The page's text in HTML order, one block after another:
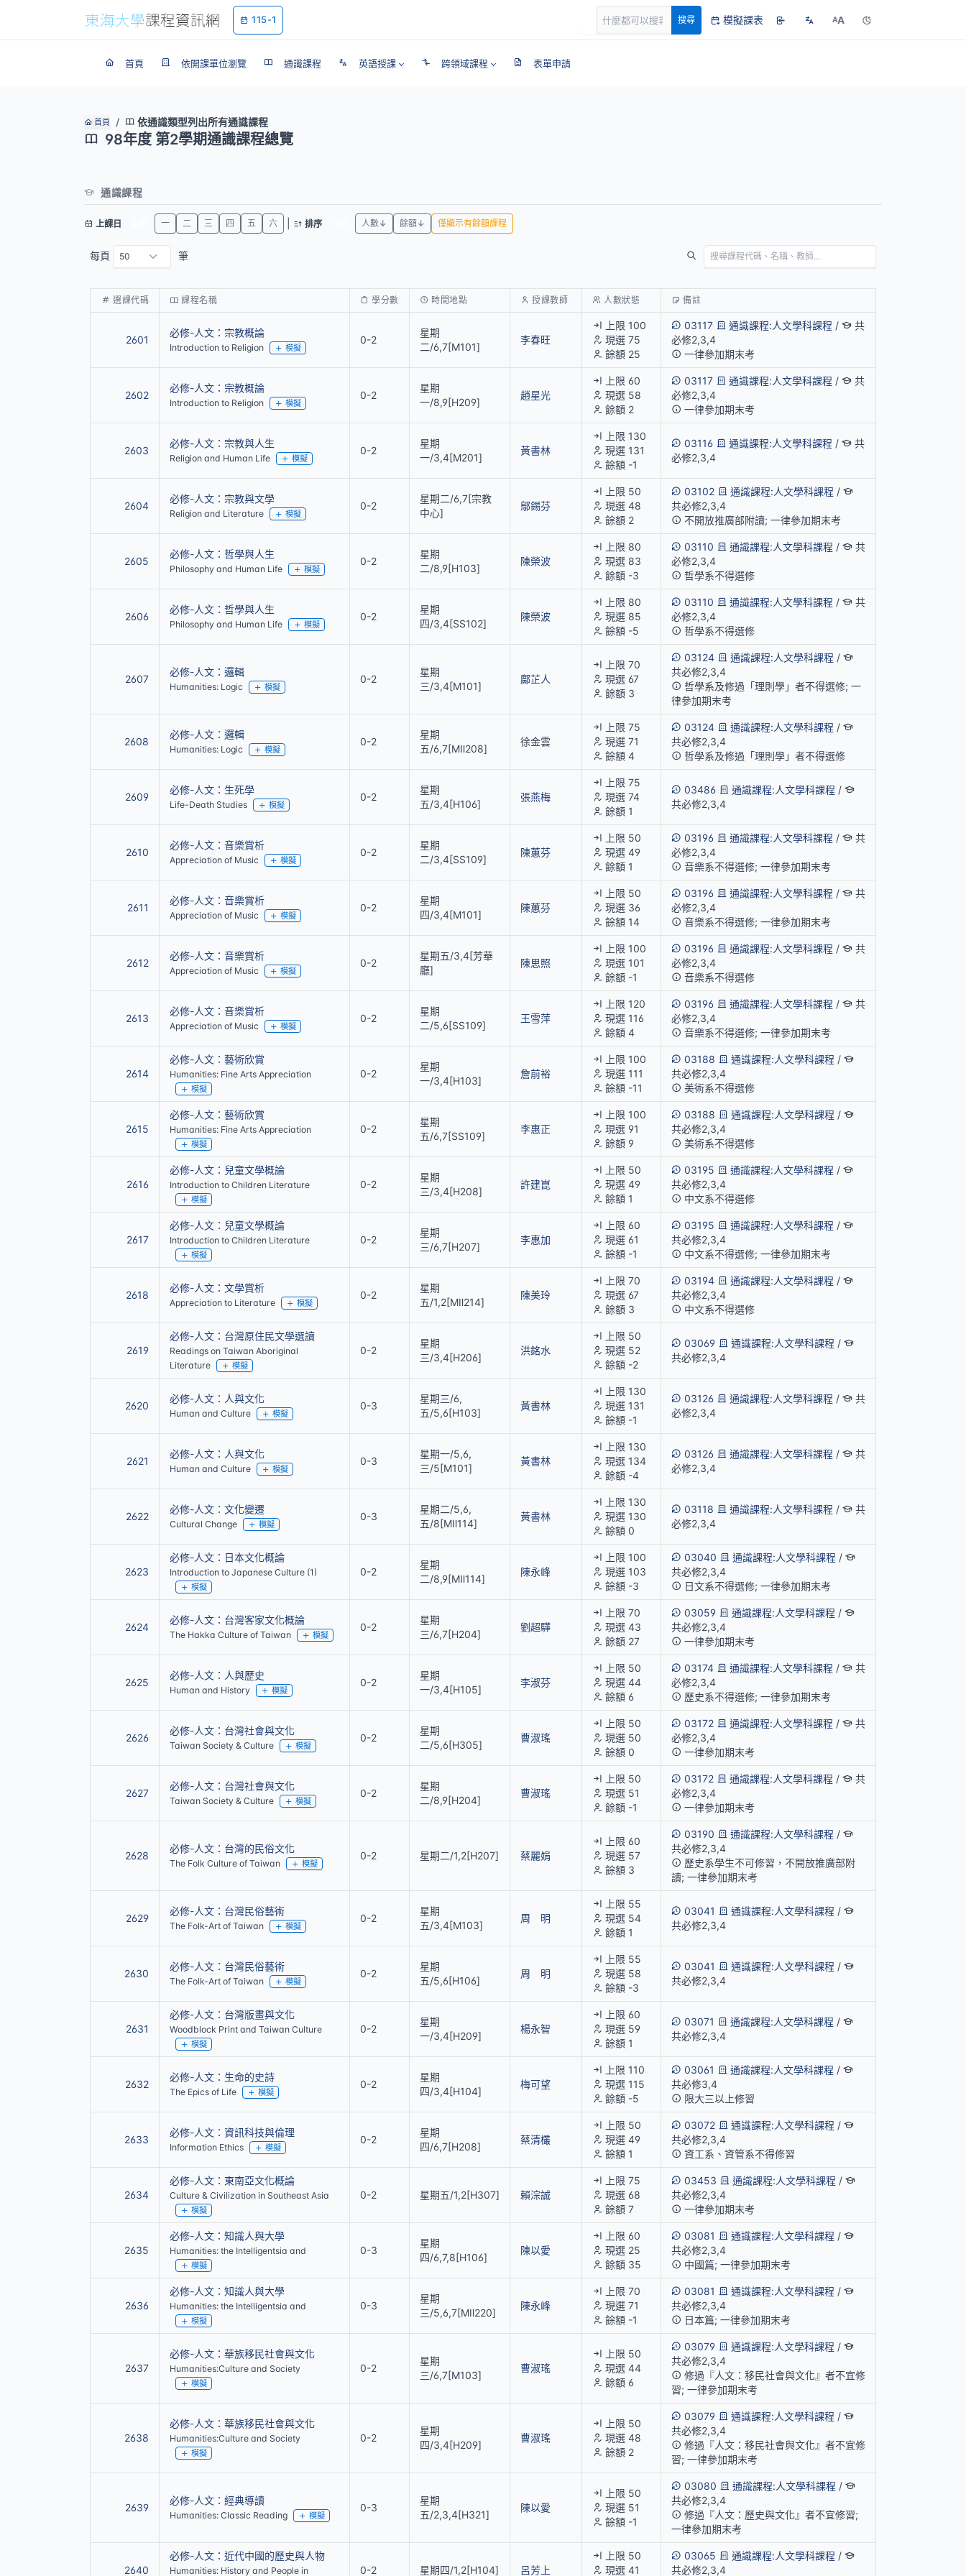
115-1 搜尋 模擬課表 AA
首頁 依開課單位瀏覽 通識課程 英語授課 跨領域課程 表單申請
首頁 依通識類型列出所有通識課程
98年度 第2學期通識課程總覽
通識課程
上課日 一 二 三 四 五 六 排序 人數↓ 餘額↓ 僅顯示有餘額課程
每頁 筆
選課代碼 課程名稱 學分數 時間地點 授課教師 人數狀態 備註
2601
必修-人文：宗教概論
Introduction to Religion 模擬
0-2
星期
二/6,7[M101]
李春旺
上限 100
現選 75
餘額 25
03117 通識課程:人文學科課程 /
共
必修2,3,4
一律參加期末考
2602
必修-人文：宗教概論
Introduction to Religion 模擬
0-2
星期
一/8,9[H209]
趙星光
上限 60
現選 58
餘額 2
03117 通識課程:人文學科課程 /
共
必修2,3,4
一律參加期末考
2603
必修-人文：宗教與人生
Religion and Human Life 模擬
0-2
星期
一/3,4[M201]
黃書林
上限 130
現選 131
餘額 -1
03116 通識課程:人文學科課程 /
共
必修2,3,4
2604
必修-人文：宗教與文學
Religion and Literature 模擬
0-2
星期二/6,7[宗教
中心]
鄔錫芬
上限 50
現選 48
餘額 2
03102 通識課程:人文學科課程 /
共必修2,3,4
不開放推廣部附讀; 一律參加期末考
2605
必修-人文：哲學與人生
Philosophy and Human Life 模擬
0-2
星期
二/8,9[H103]
陳榮波
上限 80
現選 83
餘額 -3
03110 通識課程:人文學科課程 /
共
必修2,3,4
哲學系不得選修
2606
必修-人文：哲學與人生
Philosophy and Human Life 模擬
0-2
星期
四/3,4[SS102]
陳榮波
上限 80
現選 85
餘額 -5
03110 通識課程:人文學科課程 /
共
必修2,3,4
哲學系不得選修
2607
必修-人文：邏輯
Humanities: Logic 模擬
0-2
星期
三/3,4[M101]
鄺芷人
上限 70
現選 67
餘額 3
03124 通識課程:人文學科課程 /
共必修2,3,4
哲學系及修過「理則學」者不得選修; 一
律參加期末考
2608
必修-人文：邏輯
Humanities: Logic 模擬
0-2
星期
五/6,7[MⅡ208]
徐金雲
上限 75
現選 71
餘額 4
03124 通識課程:人文學科課程 /
共必修2,3,4
哲學系及修過「理則學」者不得選修
2609
必修-人文：生死學
Life-Death Studies 模擬
0-2
星期
五/3,4[H106]
張燕梅
上限 75
現選 74
餘額 1
03486 通識課程:人文學科課程 /
共必修2,3,4
2610
必修-人文：音樂賞析
Appreciation of Music 模擬
0-2
星期
二/3,4[SS109]
陳蕙芬
上限 50
現選 49
餘額 1
03196 通識課程:人文學科課程 /
共
必修2,3,4
音樂系不得選修; 一律參加期末考
2611
必修-人文：音樂賞析
Appreciation of Music 模擬
0-2
星期
四/3,4[M101]
陳蕙芬
上限 50
現選 36
餘額 14
03196 通識課程:人文學科課程 /
共
必修2,3,4
音樂系不得選修; 一律參加期末考
2612
必修-人文：音樂賞析
Appreciation of Music 模擬
0-2
星期五/3,4[芳華
廳]
陳思照
上限 100
現選 101
餘額 -1
03196 通識課程:人文學科課程 /
共
必修2,3,4
音樂系不得選修
2613
必修-人文：音樂賞析
Appreciation of Music 模擬
0-2
星期
二/5,6[SS109]
王雪萍
上限 120
現選 116
餘額 4
03196 通識課程:人文學科課程 /
共
必修2,3,4
音樂系不得選修; 一律參加期末考
2614
必修-人文：藝術欣賞
Humanities: Fine Arts Appreciation
模擬
0-2
星期
一/3,4[H103]
詹前裕
上限 100
現選 111
餘額 -11
03188 通識課程:人文學科課程 /
共必修2,3,4
美術系不得選修
2615
必修-人文：藝術欣賞
Humanities: Fine Arts Appreciation
模擬
0-2
星期
五/6,7[SS109]
李惠正
上限 100
現選 91
餘額 9
03188 通識課程:人文學科課程 /
共必修2,3,4
美術系不得選修
2616
必修-人文：兒童文學概論
Introduction to Children Literature
模擬
0-2
星期
三/3,4[H208]
許建崑
上限 50
現選 49
餘額 1
03195 通識課程:人文學科課程 /
共必修2,3,4
中文系不得選修
2617
必修-人文：兒童文學概論
Introduction to Children Literature
模擬
0-2
星期
三/6,7[H207]
李惠加
上限 60
現選 61
餘額 -1
03195 通識課程:人文學科課程 /
共必修2,3,4
中文系不得選修; 一律參加期末考
2618
必修-人文：文學賞析
Appreciation to Literature 模擬
0-2
星期
五/1,2[MⅡ214]
陳美玲
上限 70
現選 67
餘額 3
03194 通識課程:人文學科課程 /
共必修2,3,4
中文系不得選修
2619
必修-人文：台灣原住民文學選讀
Readings on Taiwan Aboriginal
Literature
模擬
0-2
星期
三/3,4[H206]
洪銘水
上限 50
現選 52
餘額 -2
03069 通識課程:人文學科課程 /
共必修2,3,4
2620
必修-人文：人與文化
Human and Culture 模擬
0-3
星期三/6,
五/5,6[H103]
黃書林
上限 130
現選 131
餘額 -1
03126 通識課程:人文學科課程 /
共
必修2,3,4
2621
必修-人文：人與文化
Human and Culture 模擬
0-3
星期一/5,6,
三/5[M101]
黃書林
上限 130
現選 134
餘額 -4
03126 通識課程:人文學科課程 /
共
必修2,3,4
2622
必修-人文：文化變遷
Cultural Change 模擬
0-3
星期二/5,6,
五/8[MⅡ114]
黃書林
上限 130
現選 130
餘額 0
03118 通識課程:人文學科課程 /
共
必修2,3,4
2623
必修-人文：日本文化概論
Introduction to Japanese Culture (1)
模擬
0-2
星期
二/8,9[MⅡ114]
陳永峰
上限 100
現選 103
餘額 -3
03040 通識課程:人文學科課程 /
共必修2,3,4
日文系不得選修; 一律參加期末考
2624
必修-人文：台灣客家文化概論
The Hakka Culture of Taiwan 模擬
0-2
星期
三/6,7[H204]
劉超驊
上限 70
現選 43
餘額 27
03059 通識課程:人文學科課程 /
共必修2,3,4
一律參加期末考
2625
必修-人文：人與歷史
Human and History 模擬
0-2
星期
一/3,4[H105]
李淑芬
上限 50
現選 44
餘額 6
03174 通識課程:人文學科課程 /
共
必修2,3,4
歷史系不得選修; 一律參加期末考
2626
必修-人文：台灣社會與文化
Taiwan Society & Culture 模擬
0-2
星期
二/5,6[H305]
曹淑瑤
上限 50
現選 50
餘額 0
03172 通識課程:人文學科課程 /
共
必修2,3,4
一律參加期末考
2627
必修-人文：台灣社會與文化
Taiwan Society & Culture 模擬
0-2
星期
二/8,9[H204]
曹淑瑤
上限 50
現選 51
餘額 -1
03172 通識課程:人文學科課程 /
共
必修2,3,4
一律參加期末考
2628
必修-人文：台灣的民俗文化
The Folk Culture of Taiwan 模擬
0-2 星期二/1,2[H207] 蔡麗娟
上限 60
現選 57
餘額 3
03190 通識課程:人文學科課程 /
共必修2,3,4
歷史系學生不可修習，不開放推廣部附
讀; 一律參加期末考
2629
必修-人文：台灣民俗藝術
The Folk-Art of Taiwan 模擬
0-2
星期
五/3,4[M103]
周 明
上限 55
現選 54
餘額 1
03041 通識課程:人文學科課程 /
共必修2,3,4
2630
必修-人文：台灣民俗藝術
The Folk-Art of Taiwan 模擬
0-2
星期
五/5,6[H106]
周 明
上限 55
現選 58
餘額 -3
03041 通識課程:人文學科課程 /
共必修2,3,4
2631
必修-人文：台灣版畫與文化
Woodblock Print and Taiwan Culture
模擬
0-2
星期
一/3,4[H209]
楊永智
上限 60
現選 59
餘額 1
03071 通識課程:人文學科課程 /
共必修2,3,4
2632
必修-人文：生命的史詩
The Epics of Life 模擬
0-2
星期
四/3,4[H104]
梅可望
上限 110
現選 115
餘額 -5
03061 通識課程:人文學科課程 /
共必修3,4
限大三以上修習
2633
必修-人文：資訊科技與倫理
Information Ethics 模擬
0-2
星期
四/6,7[H208]
蔡清欉
上限 50
現選 49
餘額 1
03072 通識課程:人文學科課程 /
共必修2,3,4
資工系、資管系不得修習
2634
必修-人文：東南亞文化概論
Culture & Civilization in Southeast Asia
模擬
0-2 星期五/1,2[H307] 賴淙誠
上限 75
現選 68
餘額 7
03453 通識課程:人文學科課程 /
共必修2,3,4
一律參加期末考
2635
必修-人文：知識人與大學
Humanities: the Intelligentsia and
模擬
0-3
星期
四/6,7,8[H106]
陳以愛
上限 60
現選 25
餘額 35
03081 通識課程:人文學科課程 /
共必修2,3,4
中國篇; 一律參加期末考
2636
必修-人文：知識人與大學
Humanities: the Intelligentsia and
模擬
0-3
星期
三/5,6,7[MⅡ220]
陳永峰
上限 70
現選 71
餘額 -1
03081 通識課程:人文學科課程 /
共必修2,3,4
日本篇; 一律參加期末考
2637
必修-人文：華族移民社會與文化
Humanities:Culture and Society
模擬
0-2
星期
三/6,7[M103]
曹淑瑤
上限 50
現選 44
餘額 6
03079 通識課程:人文學科課程 /
共必修2,3,4
修過『人文：移民社會與文化』者不宜修
習; 一律參加期末考
2638
必修-人文：華族移民社會與文化
Humanities:Culture and Society
模擬
0-2
星期
四/3,4[H209]
曹淑瑤
上限 50
現選 48
餘額 2
03079 通識課程:人文學科課程 /
共必修2,3,4
修過『人文：移民社會與文化』者不宜修
習; 一律參加期末考
2639
必修-人文：經典導讀
Humanities: Classic Reading 模擬
0-3
星期
五/2,3,4[H321]
陳以愛
上限 50
現選 51
餘額 -1
03080 通識課程:人文學科課程 /
共必修2,3,4
修過『人文：歷史與文化』者不宜修習;
一律參加期末考
2640
必修-人文：近代中國的歷史與人物
Humanities: History and People in 0-2 星期四/1,2[H104] 呂芳上
上限 50
現選 41
03065 通識課程:人文學科課程 /
共必修2,3,4